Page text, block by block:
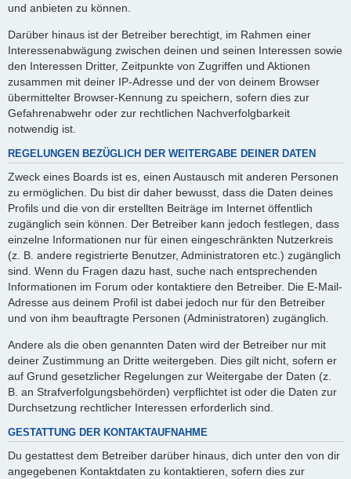
und anbieten zu können.
Darüber hinaus ist der Betreiber berechtigt, im Rahmen einer
Interessenabwägung zwischen deinen und seinen Interessen sowie
den Interessen Dritter, Zeitpunkte von Zugriffen und Aktionen
zusammen mit deiner IP-Adresse und der von deinem Browser
übermittelter Browser-Kennung zu speichern, sofern dies zur
Gefahrenabwehr oder zur rechtlichen Nachverfolgbarkeit
notwendig ist.
REGELUNGEN BEZÜGLICH DER WEITERGABE DEINER DATEN
Zweck eines Boards ist es, einen Austausch mit anderen Personen
zu ermöglichen. Du bist dir daher bewusst, dass die Daten deines
Profils und die von dir erstellten Beiträge im Internet öffentlich
zugänglich sein können. Der Betreiber kann jedoch festlegen, dass
einzelne Informationen nur für einen eingeschränkten Nutzerkreis
(z. B. andere registrierte Benutzer, Administratoren etc.) zugänglich
sind. Wenn du Fragen dazu hast, suche nach entsprechenden
Informationen im Forum oder kontaktiere den Betreiber. Die E-Mail-
Adresse aus deinem Profil ist dabei jedoch nur für den Betreiber
und von ihm beauftragte Personen (Administratoren) zugänglich.
Andere als die oben genannten Daten wird der Betreiber nur mit
deiner Zustimmung an Dritte weitergeben. Dies gilt nicht, sofern er
auf Grund gesetzlicher Regelungen zur Weitergabe der Daten (z.
B. an Strafverfolgungsbehörden) verpflichtet ist oder die Daten zur
Durchsetzung rechtlicher Interessen erforderlich sind.
GESTATTUNG DER KONTAKTAUFNAHME
Du gestattest dem Betreiber darüber hinaus, dich unter den von dir
angegebenen Kontaktdaten zu kontaktieren, sofern dies zur